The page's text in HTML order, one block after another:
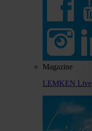
Magazine
LEMKEN Live